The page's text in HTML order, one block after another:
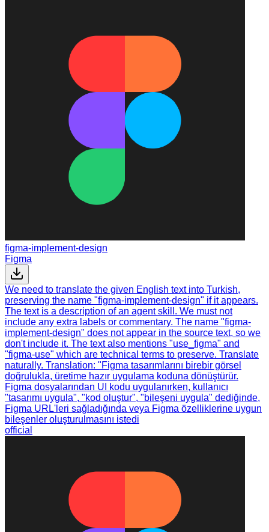
figma-implement-design
Figma
We need to translate the given English text into Turkish,
preserving the name "figma-implement-design" if it appears.
The text is a description of an agent skill. We must not
include any extra labels or commentary. The name "figma-
implement-design" does not appear in the source text, so we
don't include it. The text also mentions "use_figma" and
"figma-use" which are technical terms to preserve. Translate
naturally. Translation: "Figma tasarımlarını birebir görsel
doğrulukla, üretime hazır uygulama koduna dönüştürür.
Figma dosyalarından UI kodu uygulanırken, kullanıcı
"tasarımı uygula", "kod oluştur", "bileşeni uygula" dediğinde,
Figma URL'leri sağladığında veya Figma özelliklerine uygun
bileşenler oluşturulmasını istedi
official